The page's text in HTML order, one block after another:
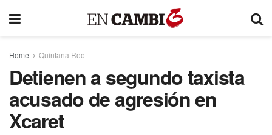
Home Quintana Roo
Detienen a segundo taxista
acusado de agresión en
Xcaret